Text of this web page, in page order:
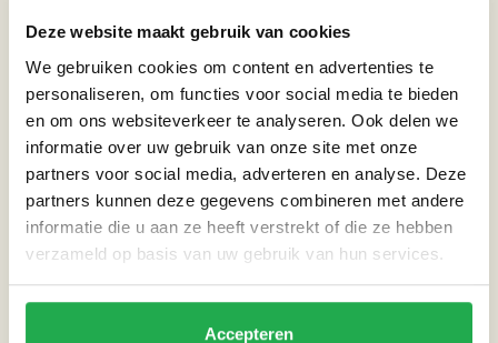
Deze website maakt gebruik van cookies
We gebruiken cookies om content en advertenties te
personaliseren, om functies voor social media te bieden
en om ons websiteverkeer te analyseren. Ook delen we
informatie over uw gebruik van onze site met onze
partners voor social media, adverteren en analyse. Deze
partners kunnen deze gegevens combineren met andere
informatie die u aan ze heeft verstrekt of die ze hebben
verzameld op basis van uw gebruik van hun services.
Accepteren
Straat
Tuin
THEMA’S
Droogte
Extreme neerslag